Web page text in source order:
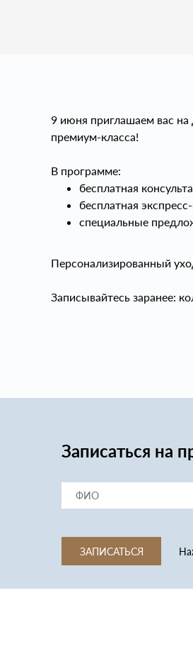
9 июня приглашаем вас на
премиум‑класса!
В программе:
бесплатная
бесплатная
специальные
Персонализированный
Записывайтесь заранее:
Записаться на
ЗАПИСАТЬСЯ